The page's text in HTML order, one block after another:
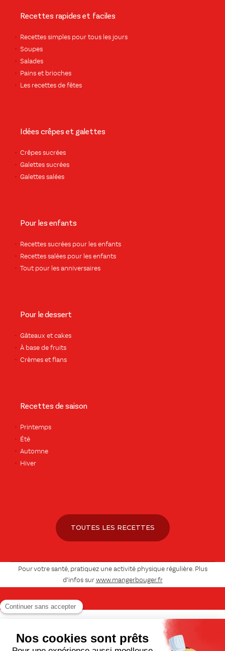
Recettes rapides et faciles
Recettes simples pour tous les jours
Soupes
Salades
Pains et brioches
Les recettes de fêtes
Idées crêpes et galettes
Crêpes sucrées
Galettes sucrées
Galettes salées
Pour les enfants
Recettes sucrées pour les enfants
Recettes salées pour les enfants
Tout pour les anniversaires
Pour le dessert
Gâteaux et cakes
À base de fruits
Crèmes et flans
Recettes de saison
Printemps
Été
Automne
Hiver
TOUTES LES RECETTES
Pour votre santé, pratiquez une activité physique régulière. Plus
d’infos sur www.mangerbouger.fr